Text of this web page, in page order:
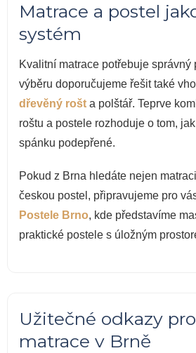
Matrace a postel
systém
Kvalitní matrace potřebuje správný
výběru doporučujeme řešit také
dřevěný rošt a polštář. Teprve
roštu a postele rozhoduje o tom,
spánku podepřené.
Pokud z Brna hledáte nejen
českou postel, připravujeme pro
Postele Brno, kde představíme
praktické postele s úložným
Užitečné odkazy
matrace v Brně